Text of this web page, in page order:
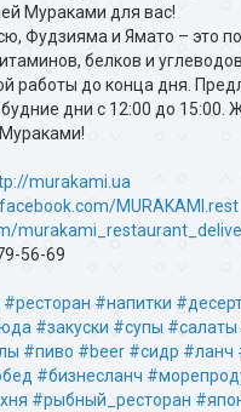
Мураками для вас!
Фудзияма и Ямато – это
белков и
работы до конца дня.
дни с 12:00 до 15:00.
murakami.ua
MURAKAMI.rest
56-69
#ресторан #напитки
#закуски #супы #салаты
#пиво #beer #сидр #ланч
#бизнесланч
#рыбный_ресторан